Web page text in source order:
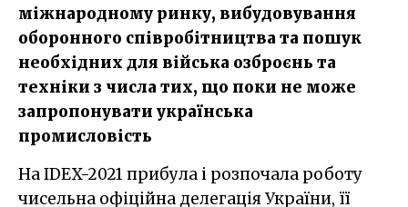
міжнародному ринку, вибудовування
оборонного співробітництва та пошук
необхідних для війська озброєнь та
техніки з числа тих, що поки не може
запропонувати українська
промисловість
На IDEX-2021 прибула і розпочала роботу
чисельна офіційна делегація України, її